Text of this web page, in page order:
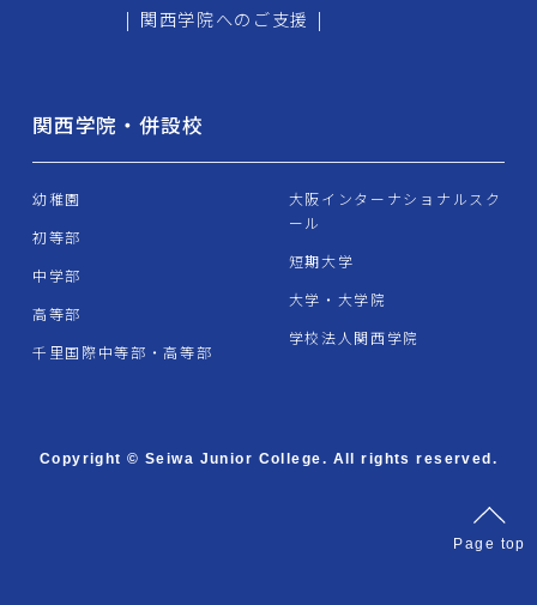
| 関西学院へのご支援 |
関西学院・併設校
幼稚園
初等部
中学部
高等部
千里国際中等部・高等部
大阪インターナショナルスク
ール
短期大学
大学・大学院
学校法人関西学院
Copyright © Seiwa Junior College. All rights reserved.